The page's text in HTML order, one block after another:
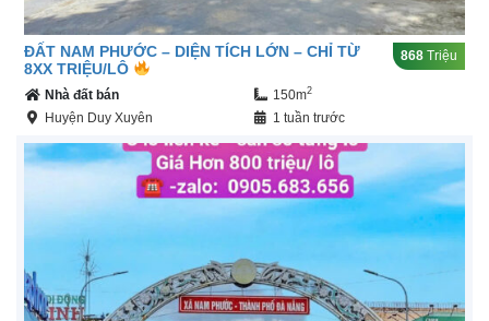
ĐẤT NAM PHƯỚC – DIỆN TÍCH LỚN – CHỈ TỪ
8XX TRIỆU/LÔ
868 Triệu
Nhà đất bán 150m2
Huyện Duy Xuyên 1 tuần trước